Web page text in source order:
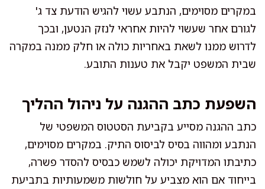
במקרים מסוימים, הנתבע עשוי להגיש הודעת צד ג'
לגורם אחר שעשוי להיות אחראי לנזק הנטען, ובכך
לדרוש ממנו לשאת באחריות כולה או חלק ממנה במקרה
שבית המשפט יקבל את טענות התובע.
השפעת כתב ההגנה על ניהול ההליך
כתב ההגנה מסייע בקביעת הסטטוס המשפטי של
הנתבע ומהווה בסיס לביסוס התיק. במקרים מסוימים,
כתיבתו המדויקת יכולה לשמש כבסיס להסדר פשרה,
בייחוד אם הוא מצביע על חולשות משמעותיות בתביעת